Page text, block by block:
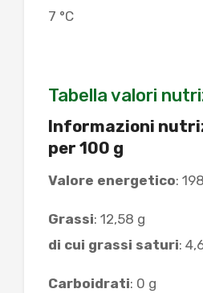
7 °C
Tabella valori
Informazioni
per 100 g
Valore energetico:
Grassi: 12,58 g
di cui grassi saturi:
Carboidrati: 0 g